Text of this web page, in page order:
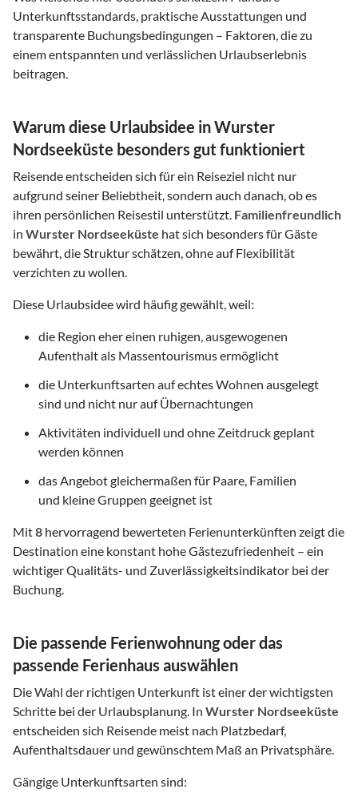
Unterkunftsstandards, praktische Ausstattungen und
transparente Buchungsbedingungen – Faktoren, die zu
einem entspannten und verlässlichen Urlaubserlebnis
beitragen.
Warum diese Urlaubsidee in Wurster
Nordseeküste besonders gut funktioniert
Reisende entscheiden sich für ein Reiseziel nicht nur
aufgrund seiner Beliebtheit, sondern auch danach, ob es
ihren persönlichen Reisestil unterstützt. Familienfreundlich
in Wurster Nordseeküste hat sich besonders für Gäste
bewährt, die Struktur schätzen, ohne auf Flexibilität
verzichten zu wollen.
Diese Urlaubsidee wird häufig gewählt, weil:
die Region eher einen ruhigen, ausgewogenen
Aufenthalt als Massentourismus ermöglicht
die Unterkunftsarten auf echtes Wohnen ausgelegt
sind und nicht nur auf Übernachtungen
Aktivitäten individuell und ohne Zeitdruck geplant
werden können
das Angebot gleichermaßen für Paare, Familien
und kleine Gruppen geeignet ist
Mit8 hervorragend bewerteten Ferienunterkünften zeigt die
Destination eine konstant hohe Gästezufriedenheit – ein
wichtiger Qualitäts- und Zuverlässigkeitsindikator bei der
Buchung.
Die passende Ferienwohnung oder das
passende Ferienhaus auswählen
Die Wahl der richtigen Unterkunft ist einer der wichtigsten
Schritte bei der Urlaubsplanung. In Wurster Nordseeküste
entscheiden sich Reisende meist nach Platzbedarf,
Aufenthaltsdauer und gewünschtem Maß an Privatsphäre.
Gängige Unterkunftsarten sind: